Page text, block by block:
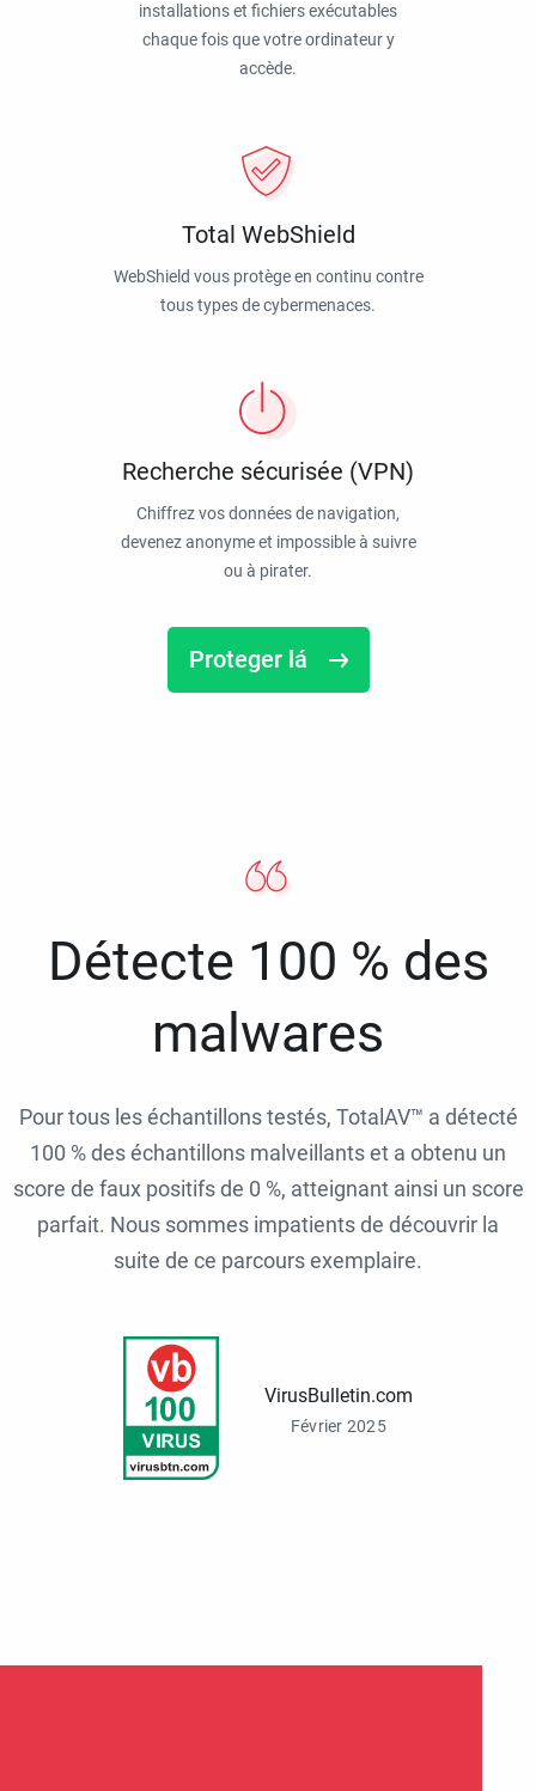
installations et fichiers exécutables
chaque fois que votre ordinateur y
accède.
Total WebShield
WebShield vous protège en continu contre
tous types de cybermenaces.
Recherche sécurisée (VPN)
Chiffrez vos données de navigation,
devenez anonyme et impossible à suivre
ou à pirater.
Proteger lá
Détecte 100 % des
malwares
Pour tous les échantillons testés, TotalAV™ a détecté
100 % des échantillons malveillants et a obtenu un
score de faux positifs de 0 %, atteignant ainsi un score
parfait. Nous sommes impatients de découvrir la
suite de ce parcours exemplaire.
VirusBulletin.com
Février 2025